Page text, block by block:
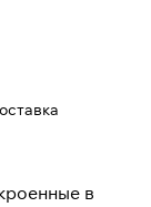
в